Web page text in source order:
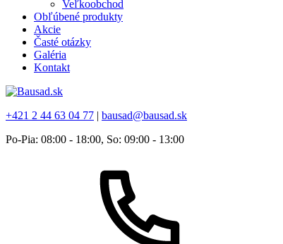
Veľkoobchod
Obľúbené produkty
Akcie
Časté otázky
Galéria
Kontakt
+421 2 44 63 04 77 | bausad@bausad.sk
Po-Pia: 08:00 - 18:00, So: 09:00 - 13:00